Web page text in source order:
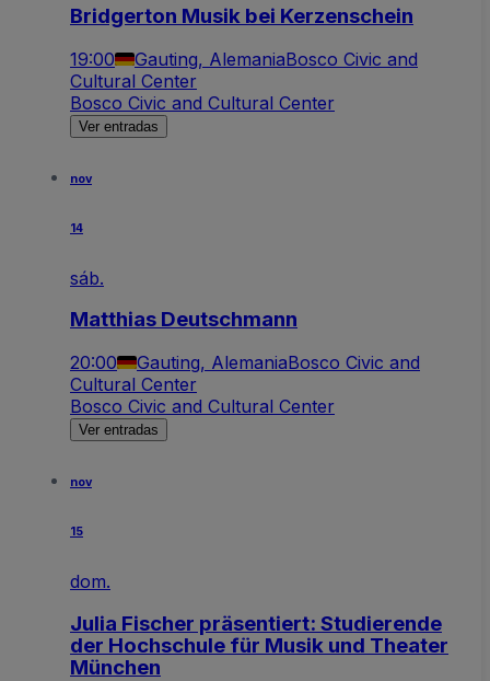
Bridgerton Musik bei Kerzenschein
19:00 Gauting, AlemaniaBosco Civic and
Cultural Center
Bosco Civic and Cultural Center
Ver entradas
nov
14
sáb.
Matthias Deutschmann
20:00 Gauting, AlemaniaBosco Civic and
Cultural Center
Bosco Civic and Cultural Center
Ver entradas
nov
15
dom.
Julia Fischer präsentiert: Studierende
der Hochschule für Musik und Theater
München